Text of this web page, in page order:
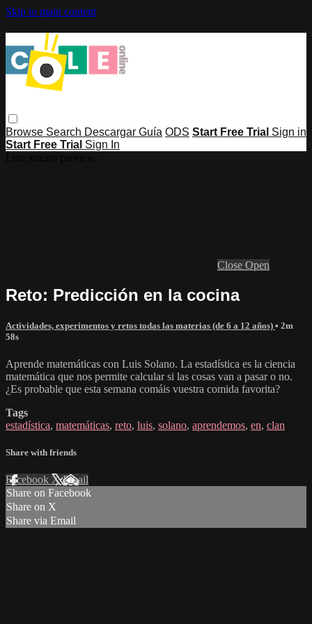
Skip to main content
Browse Search Descargar Guía ODS Start Free Trial Sign in
Start Free Trial Sign In
Close Open
Reto: Predicción en la cocina
Actividades, experimentos y retos todas las materias (de 6 a 12 años) • 2m
58s
Aprende matemáticas con Luis Solano. La estadística es la ciencia
matemática que nos permite calcular si las cosas van a pasar o no.
¿Es probable que esta semana comáis vuestra comida favorita?
Tags
estadística, matemáticas, reto, luis, solano, aprendemos, en, clan
Share with friends
Facebook XEmail
Share on Facebook
Share on X
Share via Email